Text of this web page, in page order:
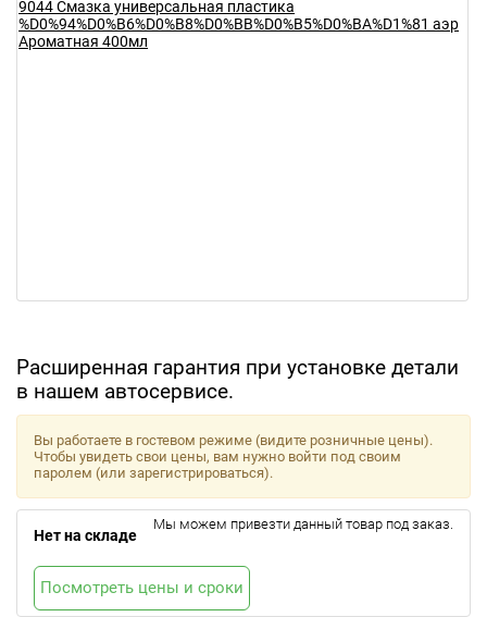
Расширенная гарантия при установке детали
в нашем автосервисе.
Вы работаете в гостевом режиме (видите розничные цены).
Чтобы увидеть свои цены, вам нужно войти под своим
паролем (или зарегистрироваться).
Нет на складе
Мы можем привезти данный товар под заказ.
Посмотреть цены и сроки